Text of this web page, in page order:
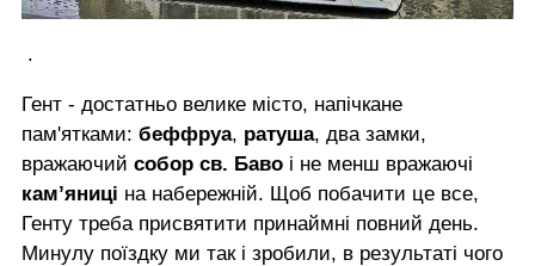
.
Гент - достатньо велике місто, напічкане
пам'ятками: беффруа, ратуша, два замки,
вражаючий собор св. Баво і не менш вражаючі
кам’яниці на набережній. Щоб побачити це все,
Генту треба присвятити принаймні повний день.
Минулу поїздку ми так і зробили, в результаті чого